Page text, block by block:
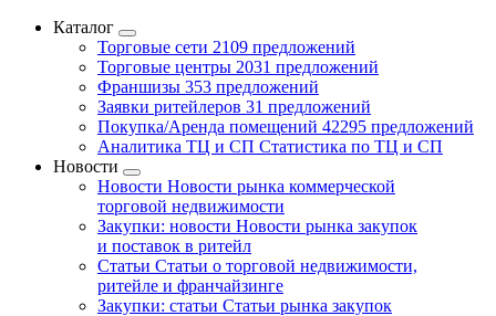
Каталог
Торговые сети 2109 предложений
Торговые центры 2031 предложений
Франшизы 353 предложений
Заявки ритейлеров 31 предложений
Покупка/Аренда помещений 42295 предложений
Аналитика ТЦ и СП Статистика по ТЦ и СП
Новости
Новости Новости рынка коммерческой
торговой недвижимости
Закупки: новости Новости рынка закупок
и поставок в ритейл
Статьи Статьи о торговой недвижимости,
ритейле и франчайзинге
Закупки: статьи Статьи рынка закупок